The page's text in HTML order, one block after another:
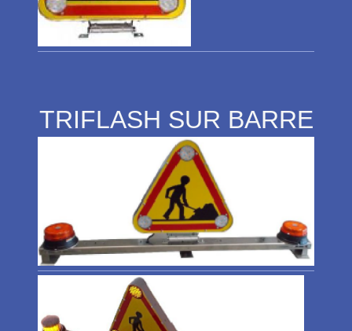
TRIFLASH SUR BARRE